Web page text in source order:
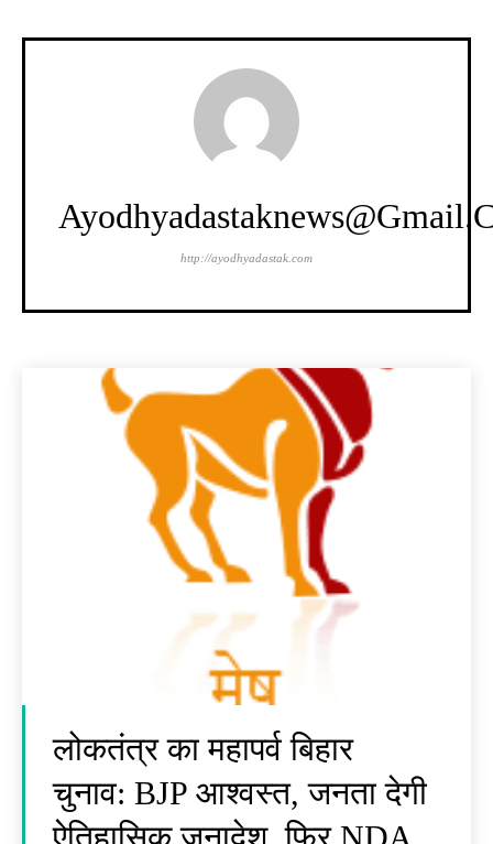
http://ayodhyadastak.com
लोकतंत्र का महापर्व बिहार
चुनाव: BJP आश्वस्त, जनता देगी